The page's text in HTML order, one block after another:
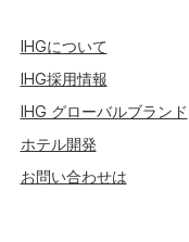
IHGについて
IHG採用情報
IHG グローバルブランド
ホテル開発
お問い合わせは